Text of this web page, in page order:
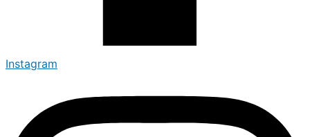
Instagram